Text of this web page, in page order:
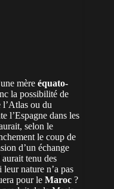
mère équato-
la possibilité de
ou du
l’Espagne dans les
selon le
le coup de
d’un échange
tenu des
nature n’a pas
pour le Maroc ?